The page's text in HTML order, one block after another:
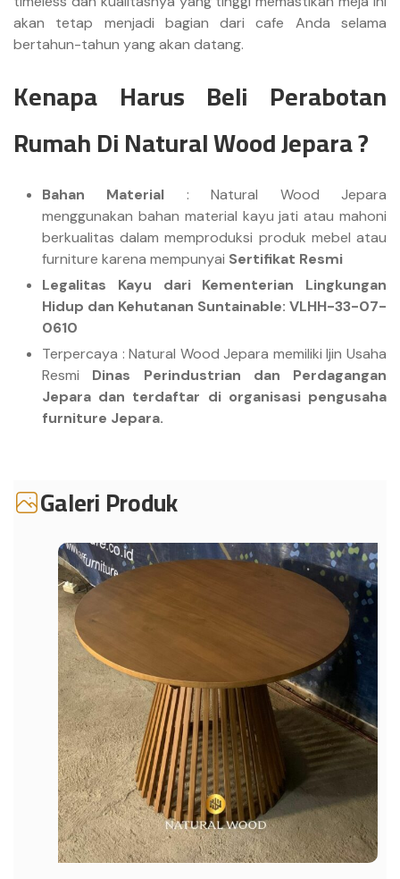
akan tetap menjadi bagian dari cafe Anda selama
bertahun-tahun yang akan datang.
Kenapa Harus Beli Perabotan
Rumah Di Natural Wood Jepara ?
Bahan Material : Natural Wood Jepara
menggunakan bahan material kayu jati atau mahoni
berkualitas dalam memproduksi produk mebel atau
furniture karena mempunyai Sertifikat Resmi
Legalitas Kayu dari Kementerian Lingkungan
Hidup dan Kehutanan Suntainable: VLHH-33-07-
0610
Terpercaya : Natural Wood Jepara memiliki Ijin Usaha
Resmi Dinas Perindustrian dan Perdagangan
Jepara dan terdaftar di organisasi pengusaha
furniture Jepara.
Galeri Produk